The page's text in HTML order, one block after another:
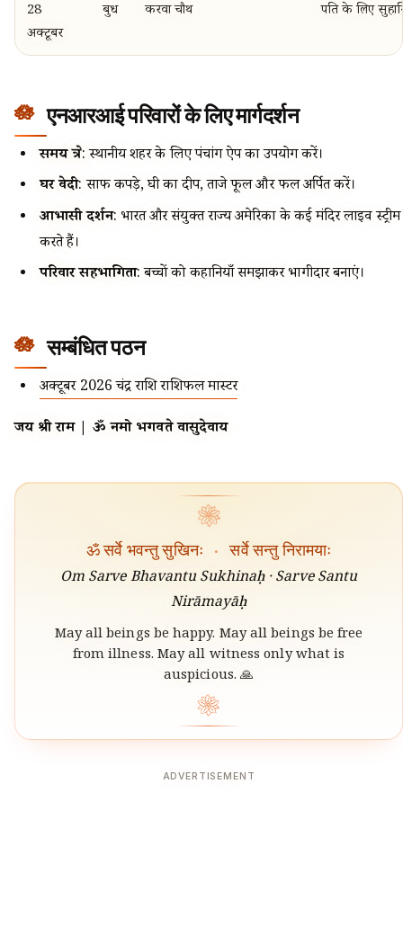
28
अक्टूबर
बुध करवा चौथ पति के लिए
एनआरआई परिवारों के लिए मार्गदर्शन
समय क्षेत्र: स्थानीय शहर के लिए पंचांग ऐप का उपयोग करें।
घर वेदी: साफ कपड़े, घी का दीप, ताजे फूल और फल अर्पित करें।
आभासी दर्शन: भारत और संयुक्त राज्य अमेरिका के कई मंदिर लाइव स्ट्रीम
करते हैं।
परिवार सहभागिता: बच्चों को कहानियाँ समझाकर भागीदार बनाएं।
सम्बंधित पठन
अक्टूबर 2026 चंद्र राशि राशिफल मास्टर
जय श्री राम | ॐ नमो भगवते वासुदेवाय
❀
ॐ सर्वे भवन्तु सुखिनः · सर्वे सन्तु निरामयाः
Om Sarve Bhavantu Sukhinaḥ · Sarve Santu
Nirāmayāḥ
May all beings be happy. May all beings be free
from illness. May all witness only what is
auspicious. 🙏
❀
ADVERTISEMENT